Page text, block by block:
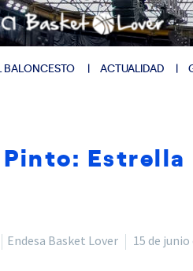
BALONCESTO ACTUALIDAD
Pinto:
Endesa Basket Lover 15 de junio